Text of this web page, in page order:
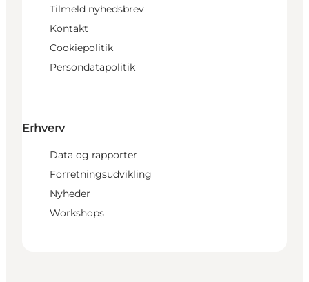
Tilmeld nyhedsbrev
Kontakt
Cookiepolitik
Persondatapolitik
Erhverv
Data og rapporter
Forretningsudvikling
Nyheder
Workshops